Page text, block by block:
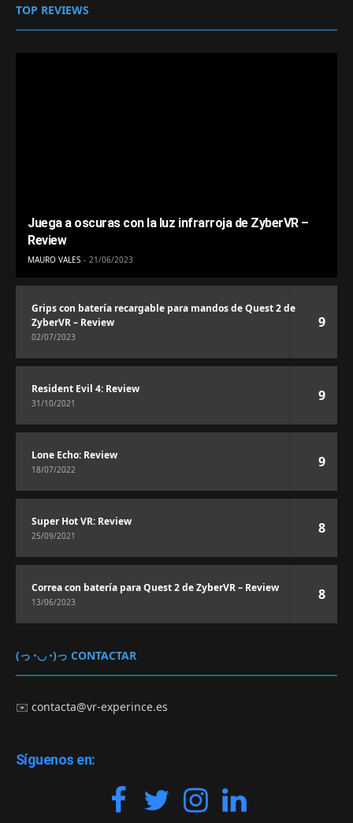
TOP REVIEWS
Juega a oscuras con la luz infrarroja de ZyberVR –
Review
MAURO VALES 21/06/2023
Grips con batería recargable para mandos de Quest 2 de
ZyberVR – Review
02/07/2023
9
Resident Evil 4: Review
31/10/2021 9
Lone Echo: Review
18/07/2022 9
Super Hot VR: Review
25/09/2021 8
Correa con batería para Quest 2 de ZyberVR – Review
13/06/2023 8
(っ◔◡◔)っ CONTACTAR
✉️contacta@vr-experince.es
Síguenos en: